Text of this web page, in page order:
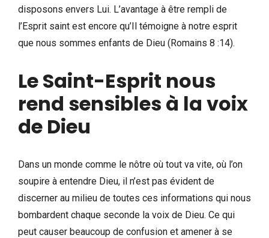
disposons envers Lui. L’avantage à être rempli de
l’Esprit saint est encore qu’Il témoigne à notre esprit
que nous sommes enfants de Dieu (Romains 8 :14).
Le Saint-Esprit nous
rend sensibles à la voix
de Dieu
Dans un monde comme le nôtre où tout va vite, où l’on
soupire à entendre Dieu, il n’est pas évident de
discerner au milieu de toutes ces informations qui nous
bombardent chaque seconde la voix de Dieu. Ce qui
peut causer beaucoup de confusion et amener à se